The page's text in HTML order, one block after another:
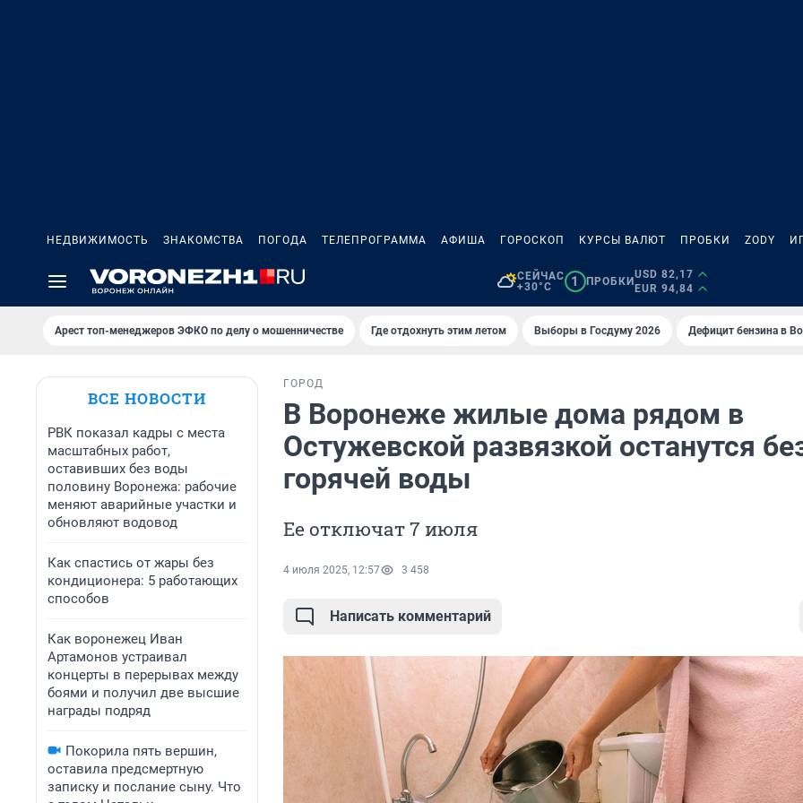
НЕДВИЖИМОСТЬ ЗНАКОМСТВА ПОГОДА ТЕЛЕПРОГРАММА АФИША ГОРОСКОП КУРСЫ ВАЛЮТ ПРОБКИ ZODY
СЕЙЧАС
+30°C
1 ПРОБКИ
USD 82,17
EUR 94,84
Арест топ-менеджеров ЭФКО по делу о мошенничестве Где отдохнуть этим летом Выборы в Госдуму 2026 Дефицит бензина в
ВСЕ НОВОСТИ
РВК показал кадры с места
масштабных работ,
оставивших без воды
половину Воронежа: рабочие
меняют аварийные участки и
обновляют водовод
Как спастись от жары без
кондиционера: 5 работающих
способов
Как воронежец Иван
Артамонов устраивал
концерты в перерывах между
боями и получил две высшие
награды подряд
Покорила пять вершин,
оставила предсмертную
записку и послание сыну. Что
ГОРОД
В Воронеже жилые дома рядом в
Остужевской развязкой останутся
горячей воды
Ее отключат 7 июля
4 июля 2025, 12:57 3 458
Написать комментарий